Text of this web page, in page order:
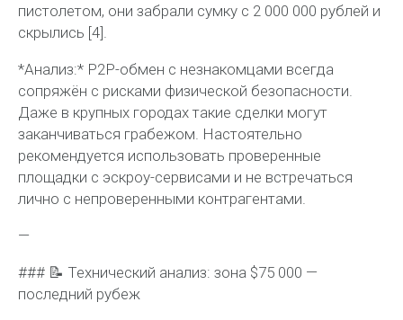
пистолетом, они забрали сумку с 2 000 000 рублей и
скрылись [4].
*Анализ:* P2P-обмен с незнакомцами всегда
сопряжён с рисками физической безопасности.
Даже в крупных городах такие сделки могут
заканчиваться грабежом. Настоятельно
рекомендуется использовать проверенные
площадки с эскроу-сервисами и не встречаться
лично с непроверенными контрагентами.
—
### 📝 Технический анализ: зона $75 000 —
последний рубеж